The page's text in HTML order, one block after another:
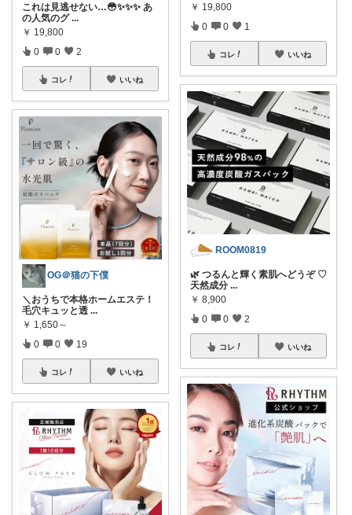
これは見逃せない…😳✨✨✨ あ
の人気のグ ...
￥ 19,800
0 0 2
コレ いいね
OG＠猫の下僕
＼おうちで本格ホームエステ！
毛穴キュッと透 ...
￥ 1,650～
0 0 19
コレ いいね
￥ 19,800
0 0 1
コレ いいね
ROOM0819
🌿 つるんと輝く素肌へどうぞ ♡
天然成分 ...
￥ 8,900
0 0 2
コレ いいね